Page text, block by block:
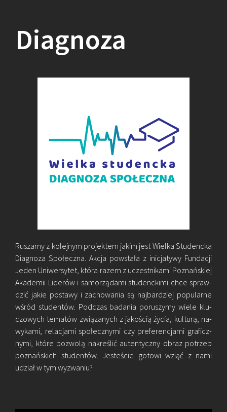
Dia­gno­za
Ru­sza­my z ko­lej­nym pro­jek­tem jakim jest Wiel­ka Stu­denc­ka
Dia­gno­za Spo­łecz­na. Akcja po­wsta­ła z ini­cja­ty­wy Fun­da­cji
Jeden Uni­wer­sy­tet, która razem z uczest­ni­ka­mi Po­znań­skiej
Aka­de­mii Li­de­rów i sa­mo­rzą­da­mi stu­denc­ki­mi chce spraw­
dzić jakie po­sta­wy i za­cho­wa­nia są naj­bar­dziej po­pu­lar­ne
wśród stu­den­tów. Pod­czas ba­da­nia po­ru­szy­my wiele klu­
czo­wych te­ma­tów zwią­za­nych z ja­ko­ścią życia, kul­tu­rą, na­
wy­ka­mi, re­la­cja­mi spo­łecz­ny­mi czy pre­fe­ren­cja­mi gra­ficz­
ny­mi, które po­zwo­lą na­kre­ślić au­ten­tycz­ny obraz po­trzeb
po­znań­skich stu­den­tów. Je­ste­ście go­to­wi wziąć z nami
udział w tym wy­zwa­niu?